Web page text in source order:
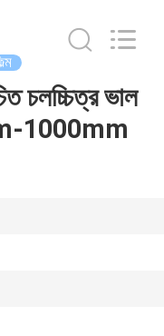
চলচ্চিত্র ভাল
1000mm